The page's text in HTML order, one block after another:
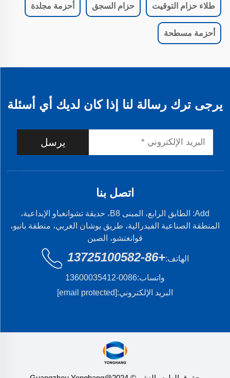
طلاء حزام التوقيت حزام السجق أحزمة مجلدة
أحزمة مسطحة
يرجى ترك رسالة لنا إذا كان لديك أي أسئلة
يرسل
اتصل بنا
Add: الطابق الرابع، المبنى B8، حديقة تشوانغباو الإبداعية،
المنطقة الصناعية الفيدرالية، طريق يوشان الغربي، منطقة بانيو،
قوانغتشو، الصين
الهاتف:+86-13725100582
واتساب:0086-13600035412
البريد الإلكتروني:[email protected]